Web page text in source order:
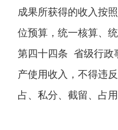
成果所获得的收入按
位预算，统一核算、统
第四十四条 省级行政
产使用收入，不得违
占、私分、截留、占